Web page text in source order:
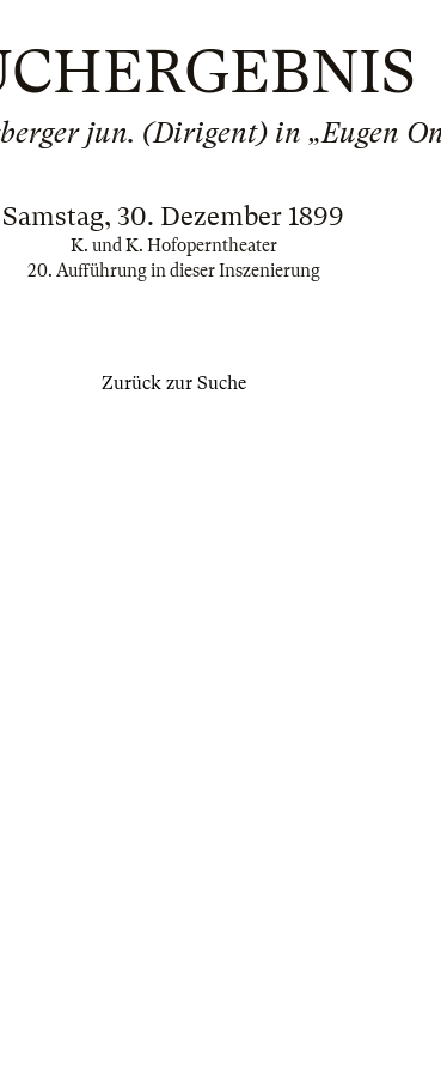
jun. (Dirigent) in „Eugen
Samstag, 30. Dezember 1899
K. und K. Hofoperntheater
20. Aufführung in dieser Inszenierung
Zurück zur Suche